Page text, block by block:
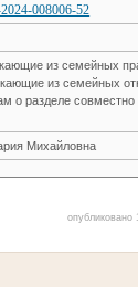
008006-52
из семейных
из семейных
о разделе
Михайловна
опубликовано